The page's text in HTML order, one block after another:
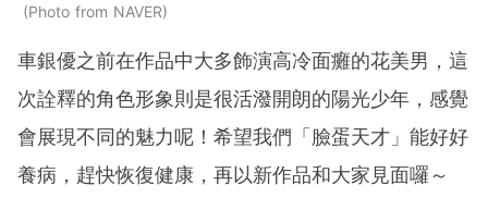
Photo from NAVER
車銀優之前在作品中大多飾演高冷面癱的花美男，這
次詮釋的角色形象則是很活潑開朗的陽光少年，感覺
會展現不同的魅力呢！希望我們「臉蛋天才」能好好
養病，趕快恢復健康，再以新作品和大家見面囉～